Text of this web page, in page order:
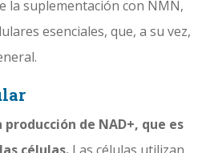
la suplementación con NMN,
esenciales, que, a su vez,
de NAD+, que es